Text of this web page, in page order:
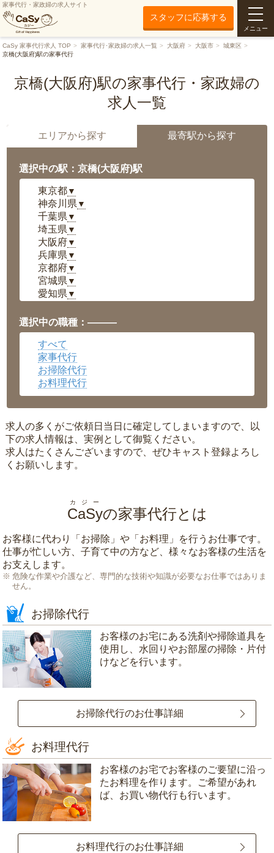
家事代行・家政婦の求人サイト
スタッフに応募する
メニュー
CaSy 家事代行求人 TOP 家事代行･家政婦の求人一覧 大阪府 大阪市
城東区
京橋(大阪府)駅の家事代行
京橋(大阪府)駅の家事代行・家政婦の
求人一覧
エリアから探す 最寄駅から探す
選択中の駅：京橋(大阪府)駅
東京都▼
神奈川県 ▼
千葉県 ▼
埼玉県 ▼
大阪府▼
兵庫県 ▼
京都府▼
宮城県 ▼
愛知県 ▼
岡山県▼
広島県▼
沖縄県
選択中の職種：———
すべて
家事代行
お掃除代行
お料理代行
求人の多くがご依頼日当日に確定してしまいますので、以
下の求人情報は、実例として御覧ください。
求人はたくさんございますので、ぜひキャスト登録よろし
くお願いします。
CaSy
カジー
の家事代行とは
お客様に代わり「 お掃除 」や「 お料理 」を行うお仕事です。
仕事が忙しい方、子育て中の方など、様々なお客様の生活を
お支えします。
危険な作業や介護など、専門的な技術や知識が必要なお仕事ではありま
せん。
お掃除代行
お客様のお宅にある洗剤や掃除道具を
使用し、水回りやお部屋の掃除・片付
けなどを行います。
お掃除代行のお仕事詳細
お料理代行
お客様のお宅でお客様のご要望に沿っ
たお料理を作ります。ご希望があれ
ば、お買い物代行も行います。
お料理代行のお仕事詳細